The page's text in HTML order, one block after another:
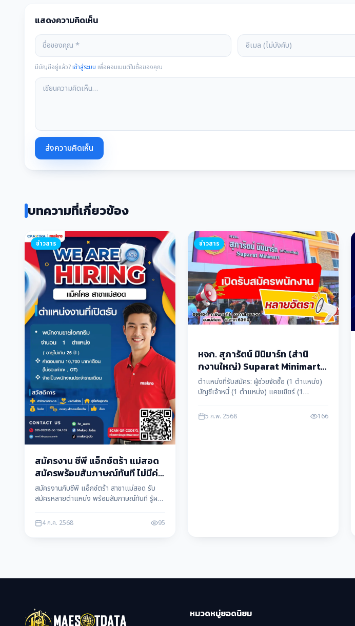
แสดงความคิดเห็น
มีบัญชีอยู่แล้ว?เข้าสู่ระบบ เพื่อคอมเมนต์ในชื่อของคุณ
ส่งความคิดเห็น
บทความที่เกี่ยวข้อง
ข่าวสาร
สมัครงาน ซีพี แอ็กซ์ตร้า แม่สอด
สมัครพร้อมสัมภาษณ์ทันที ไม่มีค่า
ใช้จ่าย
สมัครงานกับซีพี แอ็กซ์ตร้า สาขาแม่สอด รับ
สมัครหลายตำแหน่ง พร้อมสัมภาษณ์ทันที รู้ผล
4 ก.ค. 2568 95
ข่าวสาร
หจก. สุภารัตน์ มินิมาร์ท (ส่านิ
กงานใหญ่) Suparat Minimart
เปิดรับสมัครพนักงาน หลายอัตรา
ตำแหน่งที่รับสมัคร: ผู้ช่วยจัดซื้อ (1 ตำแหน่ง)
บัญชีเจ้าหนี้ (1 ตำแหน่ง) แคชเชียร์ (1
ฝ่ายขาย (1 ตำแหน่ง) ติดต่อโทร: 055-535-
421
5 ก.พ. 2568 166
หมวดหมู่ยอดนิยม